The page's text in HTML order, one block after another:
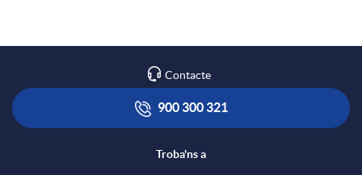
a
r
i
ó
Contacte
900 300 321
Troba'ns a